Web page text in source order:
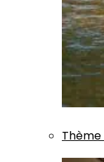
Thème